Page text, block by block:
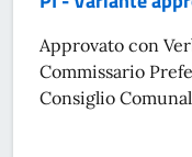
Approvato con
Commissario
Consiglio